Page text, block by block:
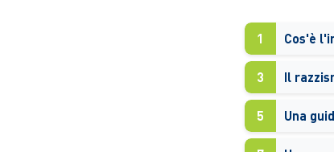
1 Cos'è
3 Il
5 Una